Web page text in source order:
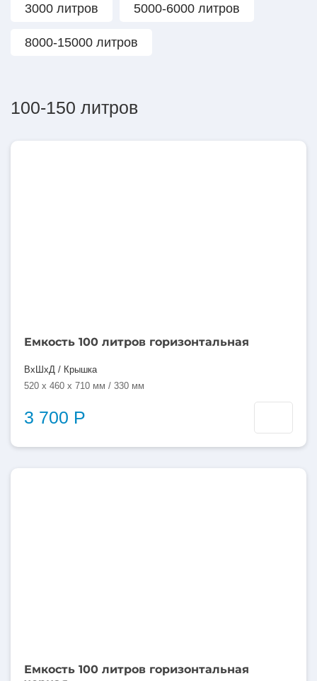
3000 литров 5000-6000 литров
8000-15000 литров
100-150 литров
Емкость 100 литров горизонтальная
ВхШхД / Крышка
520 x 460 x 710 мм / 330 мм
3 700 Р
Емкость 100 литров горизонтальная